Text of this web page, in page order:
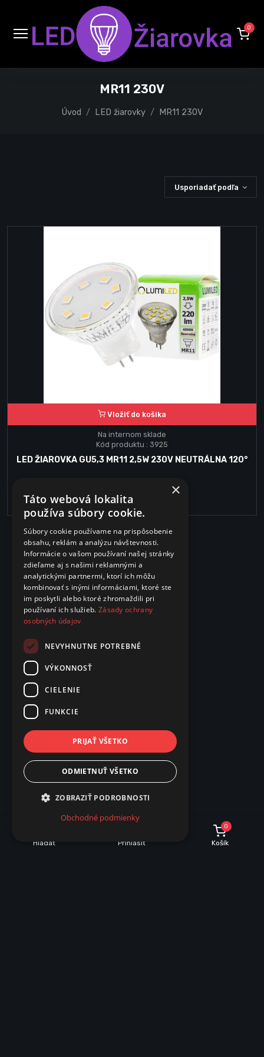
0
Hľadať Prihlásiť
0
Košík
MR11 230V
Úvod LED žiarovky MR11 230V
Usporiadať podľa
Vložiť do košika
Na internom sklade
Kód produktu : 3925
LED ŽIAROVKA GU5,3 MR11 2,5W 230V NEUTRÁLNA 120°
4.00€ ×
Táto webová lokalita
používa súbory cookie.
Súbory cookie používame na prispôsobenie
obsahu, reklám a analýzu návštevnosti.
Informácie o vašom používaní našej stránky
zdieľame aj s našimi reklamnými a
analytickými partnermi, ktorí ich môžu
kombinovať s inými informáciami, ktoré ste
im poskytli alebo ktoré zhromaždili pri
používaní ich služieb. Zásady ochrany
osobných údajov
NEVYHNUTNE POTREBNÉ
VÝKONNOSŤ
CIELENIE
FUNKCIE
PRIJAŤ VŠETKO
ODMIETNUŤ VŠETKO
ZOBRAZIŤ PODROBNOSTI
Obchodné podmienky